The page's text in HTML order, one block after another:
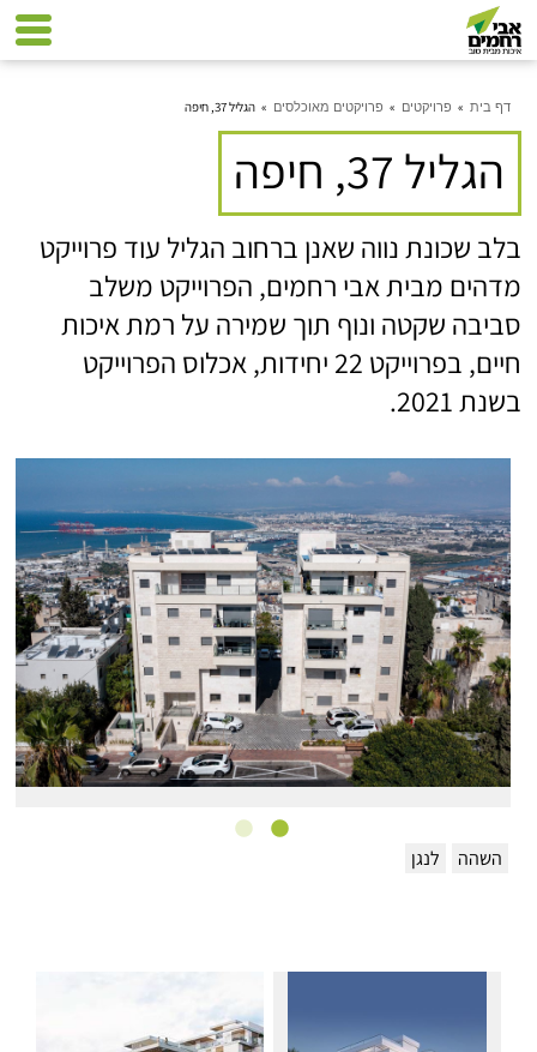
דף בית » פרויקטים » פרויקטים מאוכלסים » הגליל 37, חיפה
הגליל 37, חיפה
בלב שכונת נווה שאנן ברחוב הגליל עוד פרוייקט
מדהים מבית אבי רחמים, הפרוייקט משלב
סביבה שקטה ונוף תוך שמירה על רמת איכות
חיים, בפרוייקט 22 יחידות, אכלוס הפרוייקט
בשנת 2021.
השהה לנגן